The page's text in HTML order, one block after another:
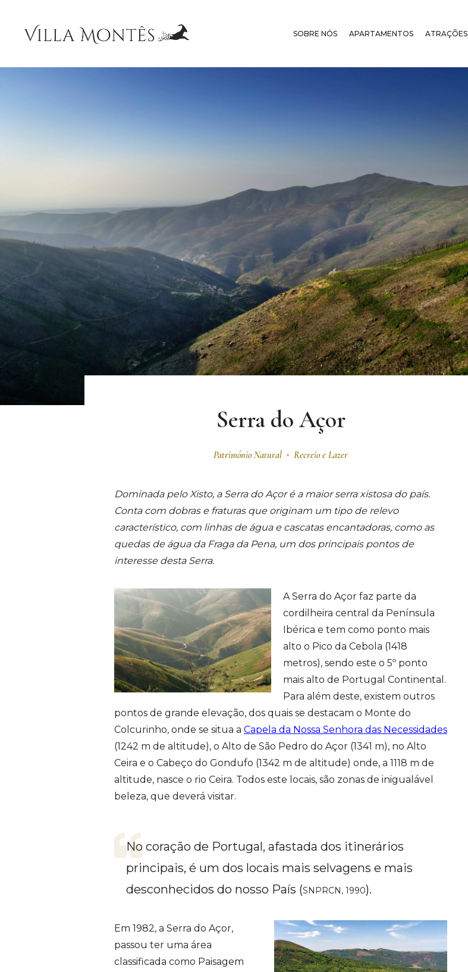
SOBRE NÓS APARTAMENTOS ATRAÇÕES
Serra do Açor
Património Natural Recreio e Lazer
Dominada pelo Xisto, a Serra do Açor é a maior serra xistosa do país.
Conta com dobras e fraturas que originam um tipo de relevo
característico, com linhas de água e cascatas encantadoras, como as
quedas de água da Fraga da Pena, um dos principais pontos de
interesse desta Serra.
A Serra do Açor faz parte da
cordilheira central da Península
Ibérica e tem como ponto mais
alto o Pico da Cebola (1418
metros), sendo este o 5º ponto
mais alto de Portugal Continental.
Para além deste, existem outros
pontos de grande elevação, dos quais se destacam o Monte do
Colcurinho, onde se situa a Capela da Nossa Senhora das Necessidades
(1242 m de altitude), o Alto de São Pedro do Açor (1341 m), no Alto
Ceira e o Cabeço do Gondufo (1342 m de altitude) onde, a 1118 m de
altitude, nasce o rio Ceira. Todos este locais, são zonas de inigualável
beleza, que deverá visitar.
No coração de Portugal, afastada dos itinerários
principais, é um dos locais mais selvagens e mais
desconhecidos do nosso País (SNPRCN, 1990).
Em 1982, a Serra do Açor,
passou ter uma área
classificada como Paisagem